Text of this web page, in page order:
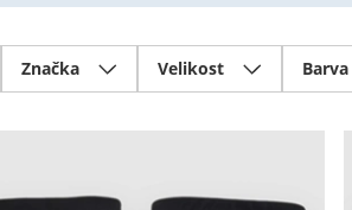
Značka Velikost Barva